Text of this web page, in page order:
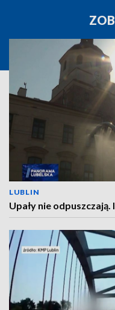
LUBLIN
Upały nie